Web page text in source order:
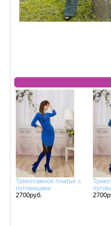
Трикотажное платье с
пуговицами
2700руб.